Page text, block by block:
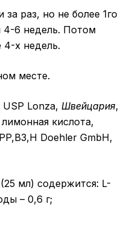
за раз, но не более 1го
4-6 недель. Потом
4-х недель.
месте.
Lonza, Швейцария,
кислота,
Doehler GmbH,
мл) содержится: L-
– 0,6 г;